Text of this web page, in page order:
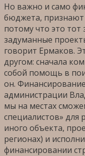
Но важно и само
бюджета,
потому что это
задуманные
говорит Ермаков.
другом: сначала
собой помощь в
он.
администрации
мы на местах
специалистов» для
иного объекта,
регионах) и
финансировании